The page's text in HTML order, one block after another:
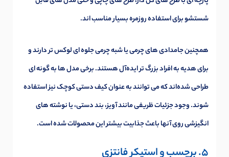
شستشو برای استفاده روزمره بسیار مناسب اند.
همچنین جامدادی های چرمی یا شبه چرمی جلوه ای لوکس تر دارند و
برای هدیه به افراد بزرگ تر ایده‌آل هستند. برخی مدل ها به گونه ای
طراحی شده‌اند که می توانند به عنوان کیف دستی کوچک نیز استفاده
شوند. وجود جزئیات ظریفی مانند آویز، بند دستی، یا نوشته های
انگیزشی روی آنها باعث جذابیت بیشتر این محصولات شده است.
5. برچسب و استیکر فانتزی